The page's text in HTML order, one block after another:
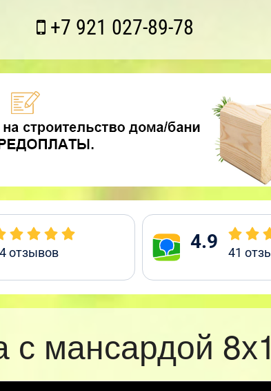
+7 921 027-89-78
отзывов 4.9 41
с мансардой